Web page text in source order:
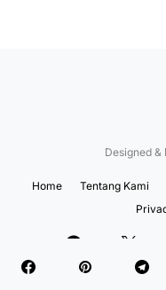
Designed &
Home Tentang Kami
100K